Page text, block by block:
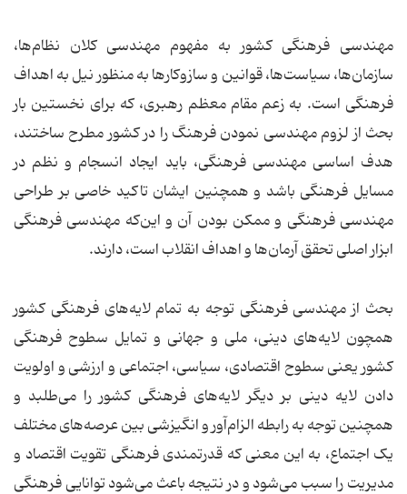
مهندسی فرهنگی کشور به مفهوم مهندسی کلان نظام‌ها،
سازمان‌ها، سیاست‌ها، قوانین و سازوکارها به منظور نیل به اهداف
فرهنگی است. به زعم مقام معظم رهبری، که برای نخستین بار
بحث از لزوم مهندسی نمودن فرهنگ را در کشور مطرح ساختند،
هدف اساسی مهندسی فرهنگی، باید ایجاد انسجام و نظم در
مسایل فرهنگی باشد و همچنین ایشان تاکید خاصی بر طراحی
مهندسی فرهنگی و ممکن بودن آن و این‌که مهندسی فرهنگی
ابزار اصلی تحقق آرمان‌ها و اهداف انقلاب است، دارند.
بحث از مهندسی فرهنگی توجه به تمام لایه‌های فرهنگی کشور
همچون لایه‌های دینی، ملی و جهانی و تمایل سطوح فرهنگی
کشور یعنی سطوح اقتصادی، سیاسی، اجتماعی و ارزشی و اولویت
دادن لایه دینی بر دیگر لایه‌های فرهنگی کشور را می‌طلبد و
همچنین توجه به رابطه الزام‌آور و انگیزشی بین عرصه‌های مختلف
یک اجتماع، به این معنی که قدرتمندی فرهنگی تقویت اقتصاد و
مدیریت را سبب می‌شود و در نتیجه باعث می‌شود توانایی فرهنگی